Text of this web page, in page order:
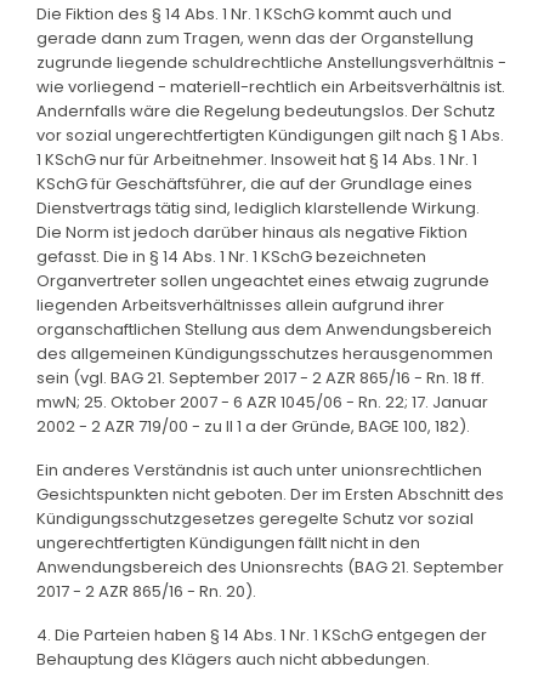
Die Fiktion des § 14 Abs. 1 Nr. 1 KSchG kommt auch und
gerade dann zum Tragen, wenn das der Organstellung
zugrunde liegende schuldrechtliche Anstellungsverhältnis -
wie vorliegend - materiell-rechtlich ein Arbeitsverhältnis ist.
Andernfalls wäre die Regelung bedeutungslos. Der Schutz
vor sozial ungerechtfertigten Kündigungen gilt nach § 1 Abs.
1 KSchG nur für Arbeitnehmer. Insoweit hat § 14 Abs. 1 Nr. 1
KSchG für Geschäftsführer, die auf der Grundlage eines
Dienstvertrags tätig sind, lediglich klarstellende Wirkung.
Die Norm ist jedoch darüber hinaus als negative Fiktion
gefasst. Die in § 14 Abs. 1 Nr. 1 KSchG bezeichneten
Organvertreter sollen ungeachtet eines etwaig zugrunde
liegenden Arbeitsverhältnisses allein aufgrund ihrer
organschaftlichen Stellung aus dem Anwendungsbereich
des allgemeinen Kündigungsschutzes herausgenommen
sein (vgl. BAG 21. September 2017 - 2 AZR 865/16 - Rn. 18 ff.
mwN; 25. Oktober 2007 - 6 AZR 1045/06 - Rn. 22; 17. Januar
2002 - 2 AZR 719/00 - zu II 1 a der Gründe, BAGE 100, 182).
Ein anderes Verständnis ist auch unter unionsrechtlichen
Gesichtspunkten nicht geboten. Der im Ersten Abschnitt des
Kündigungsschutzgesetzes geregelte Schutz vor sozial
ungerechtfertigten Kündigungen fällt nicht in den
Anwendungsbereich des Unionsrechts (BAG 21. September
2017 - 2 AZR 865/16 - Rn. 20).
4. Die Parteien haben § 14 Abs. 1 Nr. 1 KSchG entgegen der
Behauptung des Klägers auch nicht abbedungen.